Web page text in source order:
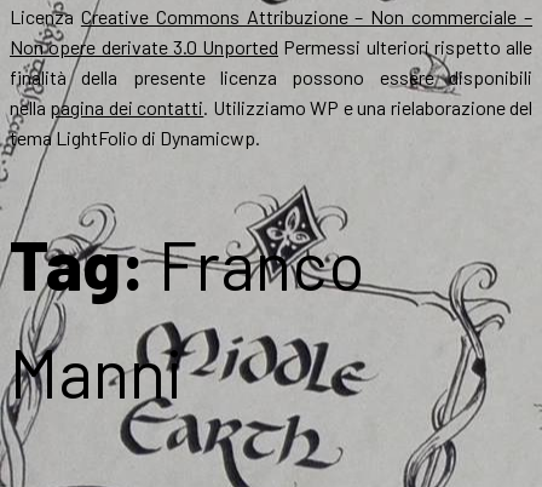
Licenza Creative Commons Attribuzione – Non commerciale –
Non opere derivate 3.0 Unported Permessi ulteriori rispetto alle
finalità della presente licenza possono essere disponibili
nella pagina dei contatti. Utilizziamo WP e una rielaborazione del
tema LightFolio di Dynamicwp.
Tag:Franco
Manni